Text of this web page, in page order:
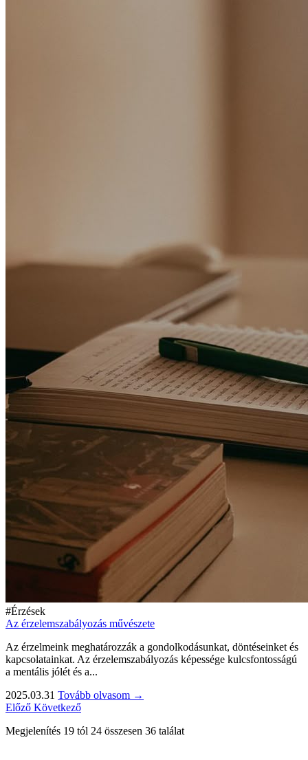
#Érzések
Az érzelemszabályozás művészete
Az érzelmeink meghatározzák a gondolkodásunkat, döntéseinket és
kapcsolatainkat. Az érzelemszabályozás képessége kulcsfontosságú
a mentális jólét és a...
2025.03.31 Tovább olvasom →
Előző Következő
Megjelenítés 19 tól 24 összesen 36 találat